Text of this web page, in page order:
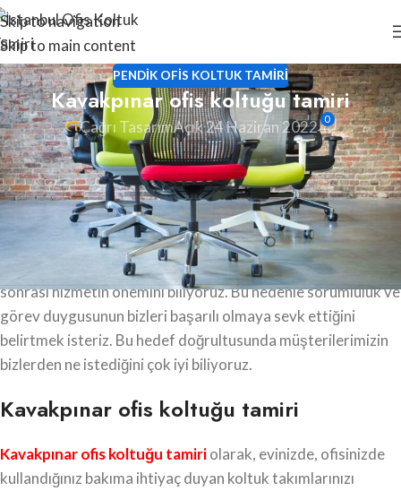
Skip to navigation
Skip to main content
PENDIK OFIS KOLTUK TAMIRI
Kavakpınar ofis koltuğu tamiri
Çağrı TasarımAçık 24 Haziran 2022 0
Kavakpınar ofis koltuğu tamiri, oturma grubu tamiri, ofis
koltuk döşeme, ofis koltuk kaplama ve koltuk amortisörü
değişimlerini güvenilir ve uzman ekiplerimize
yaptırabilirsiniz.
Müşterilerimizin memnuniyeti bizim için ön planda olup satış
sonrası hizmetin önemini biliyoruz. Bu nedenle sorumluluk ve
görev duygusunun bizleri başarılı olmaya sevk ettiğini
belirtmek isteriz. Bu hedef doğrultusunda müşterilerimizin
bizlerden ne istediğini çok iyi biliyoruz.
Kavakpınar ofis koltuğu tamiri
Kavakpınar ofis koltuğu tamiriolarak, evinizde, ofisinizde
kullandığınız bakıma ihtiyaç duyan koltuk takımlarınızı